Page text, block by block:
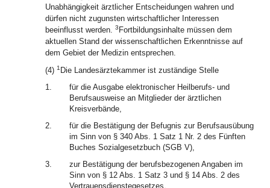
Unabhängigkeit ärztlicher Entscheidungen wahren und
dürfen nicht zugunsten wirtschaftlicher Interessen
beeinflusst werden. 3 Fortbildungsinhalte müssen dem
aktuellen Stand der wissenschaftlichen Erkenntnisse auf
dem Gebiet der Medizin entsprechen.
(4) 1 Die Landesärztekammer ist zuständige Stelle
1.
für die Ausgabe elektronischer Heilberufs- und
Berufsausweise an Mitglieder der ärztlichen
Kreisverbände,
2.
für die Bestätigung der Befugnis zur Berufsausübung
im Sinn von § 340 Abs. 1 Satz 1 Nr. 2 des Fünften
Buches Sozialgesetzbuch (SGB V),
3.
zur Bestätigung der berufsbezogenen Angaben im
Sinn von § 12 Abs. 1 Satz 3 und § 14 Abs. 2 des
Vertrauensdienstegesetzes.